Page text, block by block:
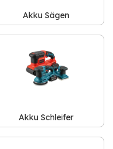
Akku Sägen
Akku Schleifer